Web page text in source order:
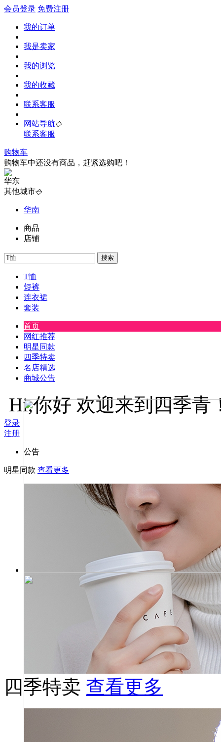
会员登录 免费注册
我的订单
我是卖家
我的浏览
我的收藏
联系客服
网站导航◇
联系客服
购物车
购物车中还没有商品，赶紧选购吧！
华东
其他城市◇
华南
商品
店铺
搜索
T恤
短裤
连衣裙
套装
首页
网红推荐
明星同款
四季特卖
名店精选
商城公告
Hi,你好 欢迎来到四季青
登录
注册
公告
明星同款 查看更多
四季特卖 查看更多